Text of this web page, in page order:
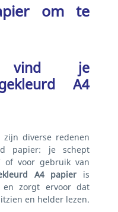
om te
vind je
A4
zijn diverse redenen
papier: je schept
of voor gebruik van
A4 papier is
en zorgt ervoor dat
en helder lezen.